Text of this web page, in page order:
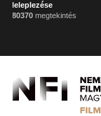
leleplezése
80370 megtekintés